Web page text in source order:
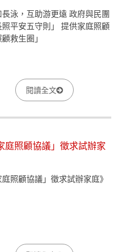
泳，互助游更遠 政府與民團
平安五守則」 提供家庭照顧
救生圈」
閱讀全文
庭照顧協議」徵求試辦家
庭照顧協議」徵求試辦家庭》